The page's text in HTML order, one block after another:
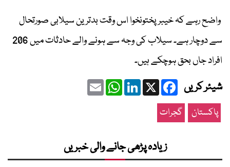
واضح رہے کہ خیبر پختونخوا اس وقت بدترین سیلابی صورتحال
سے دوچار ہے۔ سیلاب کی وجہ سے ہونے والے حادثات میں 206
افراد جاں بحق ہوچکے ہیں۔
شیئر کریں Facebook
X
LinkedIn
WhatsApp
Email
پاکستان گجرات
زیادہ پڑھی جانے والی خبریں